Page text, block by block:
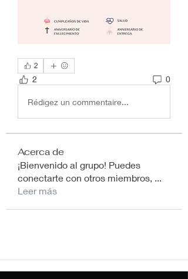
2
2 0
Rédigez un commentaire...
Acerca de
¡Bienvenido al grupo! Puedes
conectarte con otros miembros, ...
Leer más